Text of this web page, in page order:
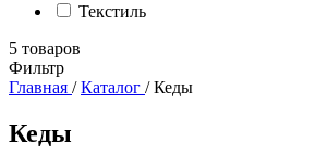
Текстиль
5 товаров
Фильтр
Главная / Каталог / Кеды
Кеды